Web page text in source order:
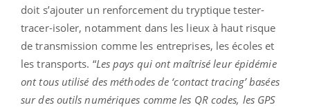
doit s’ajouter un renforcement du tryptique tester-
tracer-isoler, notamment dans les lieux à haut risque
de transmission comme les entreprises, les écoles et
les transports. “Les pays qui ont maîtrisé leur épidémie
ont tous utilisé des méthodes de ‘contact tracing’ basées
sur des outils numériques comme les QR codes, les GPS